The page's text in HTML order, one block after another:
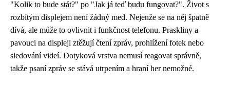
"Kolik to bude stát?" po "Jak já teď budu fungovat?". Život s
rozbitým displejem není žádný med. Nejenže se na něj špatně
dívá, ale může to ovlivnit i funkčnost telefonu. Praskliny a
pavouci na displeji ztěžují čtení zpráv, prohlížení fotek nebo
sledování videí. Dotyková vrstva nemusí reagovat správně,
takže psaní zpráv se stává utrpením a hraní her nemožné.